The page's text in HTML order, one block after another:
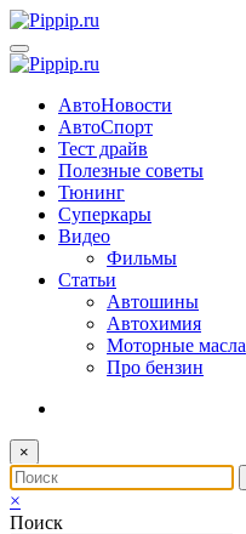
Перейти
к
содержимому
АвтоНовости
АвтоСпорт
Тест драйв
Полезные советы
Тюнинг
Суперкары
Видео
Фильмы
Статьи
Автошины
Автохимия
Моторные масла
Про бензин
×
×
Поиск